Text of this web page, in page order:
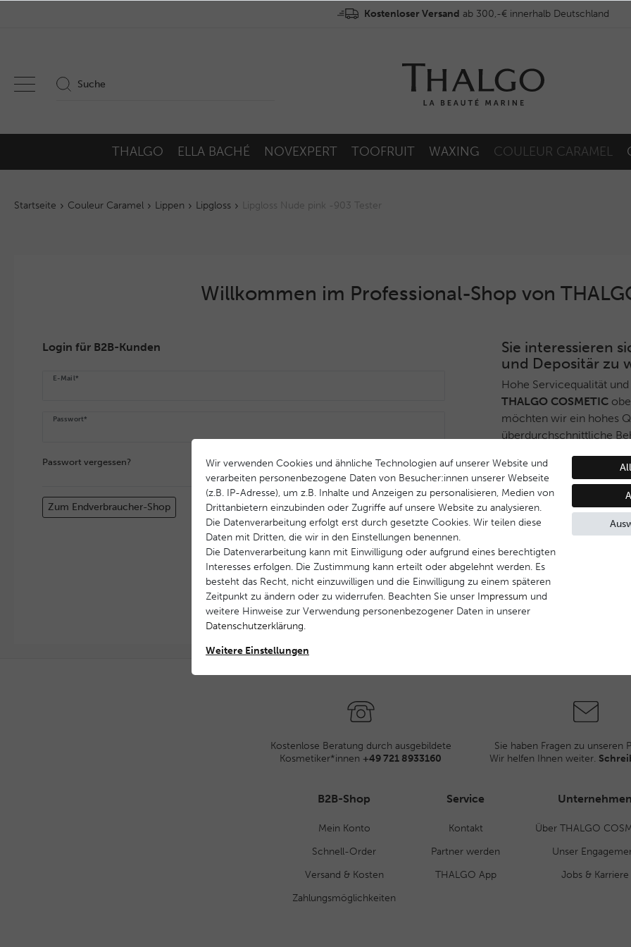
Kostenloser Versand ab 300,-€ innerhalb Deutschland
THALGO ELLA BACHÉ NOVEXPERT TOOFRUIT WAXING COULEUR CARAMEL
Startseite Couleur Caramel Lippen Lipgloss Lipgloss Nude pink -903 Tester
Willkommen im Professional-Shop von
Login für B2B-Kunden
E-Mail*
Passwort*
Passwort vergessen? Anmelden
Zum Endverbraucher-Shop
Sie interessieren
und Depositär zu
Hohe Servicequalität
THALGO COSMETIC
möchten wir ein hohes
überdurchschnittliche
Deshalb haben wir ein
THALGO COSMETIC
während
Dienstleistungsqualität
Behandlungsprogramm
Wenn Sie Interesse
werden, nehmen Sie
Kontakt aufnehmen
Kostenlose Beratung durch ausgebildete
Kosmetiker*innen +49 721 8933160
Sie haben Fragen zu unseren
Wir helfen Ihnen weiter.
B2B-Shop
Mein Konto
Schnell-Order
Versand & Kosten
Zahlungsmöglichkeiten
Service
Kontakt
Partner werden
THALGO App
Unternehmen
Über THALGO
Unser
Jobs & Karriere
Wir verwenden Cookies und ähnliche Technologien auf unserer Website und
verarbeiten personenbezogene Daten von Besucher:innen unserer Webseite
(z.B. IP-Adresse), um z.B. Inhalte und Anzeigen zu personalisieren, Medien von
Drittanbietern einzubinden oder Zugriffe auf unsere Website zu analysieren.
Die Datenverarbeitung erfolgt erst durch gesetzte Cookies. Wir teilen diese
Daten mit Dritten, die wir in den Einstellungen benennen.
Die Datenverarbeitung kann mit Einwilligung oder aufgrund eines berechtigten
Interesses erfolgen. Die Zustimmung kann erteilt oder abgelehnt werden. Es
besteht das Recht, nicht einzuwilligen und die Einwilligung zu einem späteren
Zeitpunkt zu ändern oder zu widerrufen. Beachten Sie unser Impressum und
weitere Hinweise zur Verwendung personenbezogener Daten in unserer
Daten­schutz­erklärung.
Weitere Einstellungen